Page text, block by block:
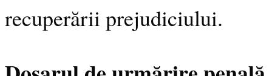
recuperării prejudiciului.